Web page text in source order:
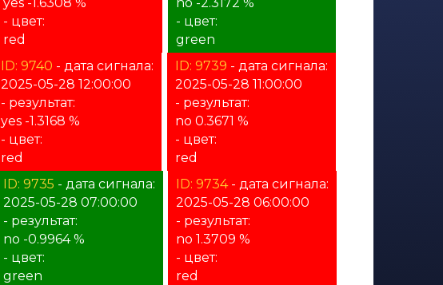
- цвет:
red
- цвет:
green
ID: 9740 - дата сигнала:
2025-05-28 12:00:00
- результат:
yes -1.3168 %
- цвет:
red
ID: 9739 - дата сигнала:
2025-05-28 11:00:00
- результат:
no 0.3671 %
- цвет:
red
ID: 9735 - дата сигнала:
2025-05-28 07:00:00
- результат:
no -0.9964 %
- цвет:
green
ID: 9734- дата сигнала:
2025-05-28 06:00:00
- результат:
no 1.3709 %
- цвет:
red